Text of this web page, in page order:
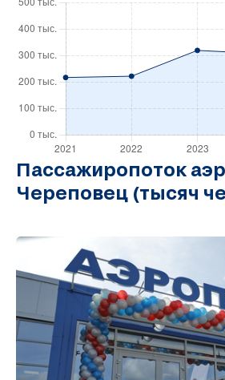
Пассажиропоток
Череповец (тысяч